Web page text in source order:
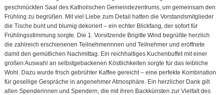
geschmückten Saal des Katholischen Gemeindezentrums, um gemeinsam den
Frühling zu begrüßen. Mit viel Liebe zum Detail hatten die Vorstandsmitglieder
die Tische bunt und blumig dekoriert – ein echter Blickfang, der sofort für
Frühlingsstimmung sorgte. Die 1. Vorsitzende Brigitte Wind begrüßte herzlich
die zahlreich erschienenen Teilnehmerinnen und Teilnehmer und eröffnete
damit den gemütlichen Nachmittag. Ein reichhaltiges Kuchenbuffet mit einer
großen Auswahl an selbstgebackenen Köstlichkeiten sorgte für das leibliche
Wohl. Dazu wurde frisch gebrühter Kaffee gereicht – eine perfekte Kombination
für gesellige Gespräche in angenehmer Atmosphäre. Ein herzlicher Dank gilt
allen Spenderinnen und Spendern, die mit ihren Backkünsten zur Vielfalt des